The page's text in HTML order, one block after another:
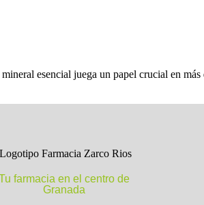
esencial juega un papel crucial en más
farmacia en el centro de
Granada